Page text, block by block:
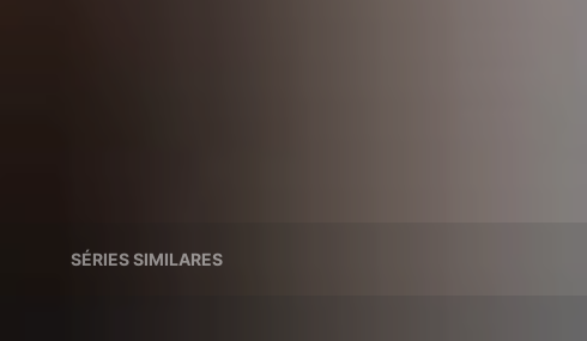
SÉRIES SIMILARES